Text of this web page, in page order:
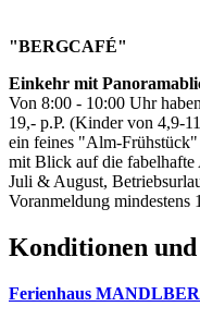
"BERGCAFÉ"
Einkehr mit
Von 8:00 - 10:00 Uhr
19,- p.P. (Kinder von 4,9-
ein feines "Alm-Frühstück"
mit Blick auf die fabelhafte
Juli & August,
Voranmeldung mindestens
Konditionen
Ferienhaus